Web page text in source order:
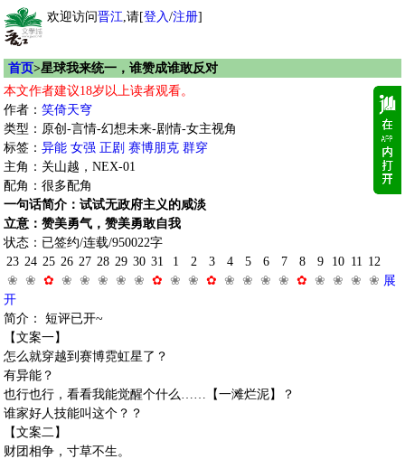
欢迎访问晋江,请[登入/注册]
首页>星球我来统一，谁赞成谁敢反对
本文作者建议18岁以上读者观看。
作者： 笑倚天穹
类型：原创-言情-幻想未来-剧情-女主视角
标签： 异能 女强 正剧 赛博朋克 群穿
主角：关山越，NEX-01
配角：很多配角
一句话简介：试试无政府主义的咸淡
立意：赞美勇气，赞美勇敢自我
状态：已签约/连载/950022字
23
❀
24
❀
25
✿
26
❀
27
❀
28
❀
29
❀
30
❀
31
✿
1
❀
2
❀
3
✿
4
❀
5
❀
6
❀
7
❀
8
✿
9
❀
10
❀
11
❀
12
❀ 展
开
简介： 短评已开~
【文案一】
怎么就穿越到赛博霓虹星了？
有异能？
也行也行，看看我能觉醒个什么……【一滩烂泥】？
谁家好人技能叫这个？？
【文案二】
财团相争，寸草不生。